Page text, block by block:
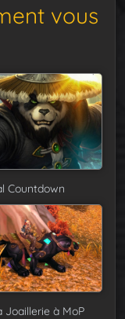
vous
Countdown
Joaillerie à MoP